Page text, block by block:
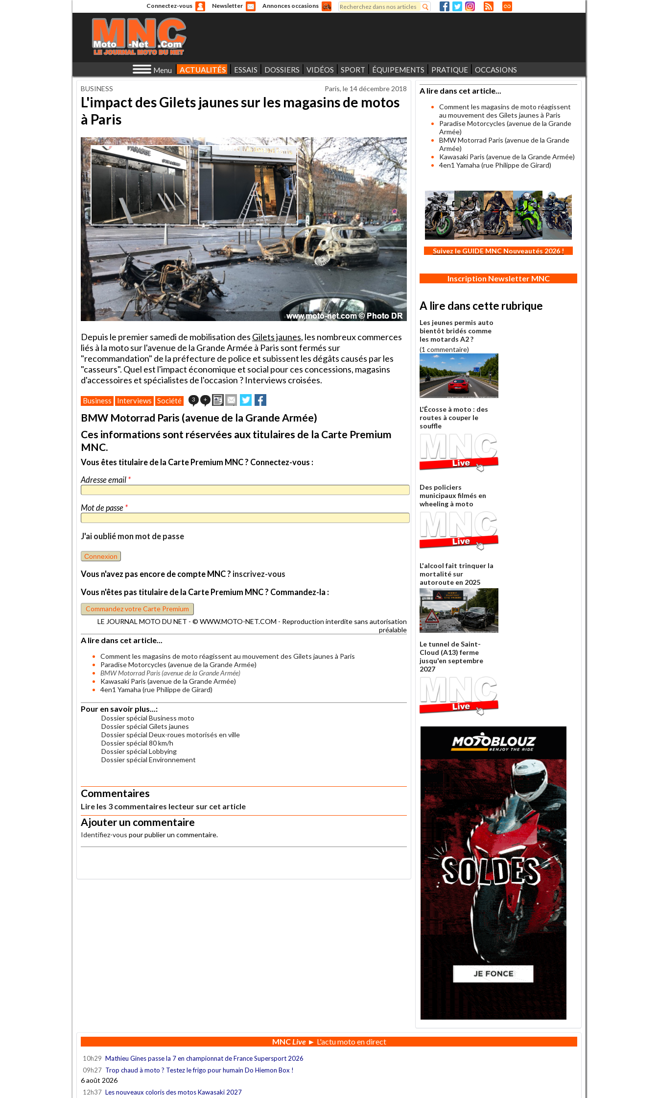
Connectez-vous Newsletter Annonces occasions
Formulaire de recherche
Rechercher
Menu ACTUALITÉS ESSAIS DOSSIERS VIDÉOS SPORT ÉQUIPEMENTS PRATIQUE OCCASIONS
BUSINESS Paris, le 14 décembre 2018
L'impact des Gilets jaunes sur les magasins de motos
à Paris
Depuis le premier samedi de mobilisation des Gilets jaunes, les nombreux commerces
liés à la moto sur l'avenue de la Grande Armée à Paris sont fermés sur
"recommandation" de la préfecture de police et subissent les dégâts causés par les
"casseurs". Quel est l'impact économique et social pour ces concessions, magasins
d'accessoires et spécialistes de l'occasion ? Interviews croisées.
Business Interviews Société 3 + ImprimerEnvoyer
cet
article
à
un
ami
Partager
sur
Twitter
sur
Facebook
BMW Motorrad Paris (avenue de la Grande Armée)
Ces informations sont réservées aux titulaires de la Carte Premium
MNC.
Vous êtes titulaire de la Carte Premium MNC ? Connectez-vous :
Adresse email *
Mot de passe *
J'ai oublié mon mot de passe
Vous n'avez pas encore de compte MNC ? inscrivez-vous
Vous n'êtes pas titulaire de la Carte Premium MNC ? Commandez-la :
Commandez votre Carte Premium
LE JOURNAL MOTO DU NET - © WWW.MOTO-NET.COM - Reproduction interdite sans autorisation
préalable
A lire dans cet article...
Comment les magasins de moto réagissent au mouvement des Gilets jaunes à Paris
Paradise Motorcycles (avenue de la Grande Armée)
BMW Motorrad Paris (avenue de la Grande Armée)
Kawasaki Paris (avenue de la Grande Armée)
4en1 Yamaha (rue Philippe de Girard)
Pour en savoir plus...:
Dossier spécial Business moto
Dossier spécial Gilets jaunes
Dossier spécial Deux-roues motorisés en ville
Dossier spécial 80 km/h
Dossier spécial Lobbying
Dossier spécial Environnement
Commentaires
Lire les 3 commentaires lecteur sur cet article
Ajouter un commentaire
Identifiez-vous pour publier un commentaire.
A lire dans cet article...
Comment les magasins de moto réagissent
au mouvement des Gilets jaunes à Paris
Paradise Motorcycles (avenue de la Grande
Armée)
BMW Motorrad Paris (avenue de la Grande
Armée)
Kawasaki Paris (avenue de la Grande Armée)
4en1 Yamaha (rue Philippe de Girard)
Suivez le GUIDE MNC Nouveautés 2026 !
Inscription Newsletter MNC
A lire dans cette rubrique
Les jeunes permis auto
bientôt bridés comme
les motards A2 ?
(1 commentaire)
L'Écosse à moto : des
routes à couper le
souffle
Des policiers
municipaux filmés en
wheeling à moto
L'alcool fait trinquer la
mortalité sur
autoroute en 2025
Le tunnel de Saint-
Cloud (A13) ferme
jusqu'en septembre
2027
MNCLive► L'actu moto en direct
10h29 Mathieu Gines passe la 7 en championnat de France Supersport 2026
09h27 Trop chaud à moto ? Testez le frigo pour humain Do Hiemon Box !
6 août 2026
12h37 Les nouveaux coloris des motos Kawasaki 2027